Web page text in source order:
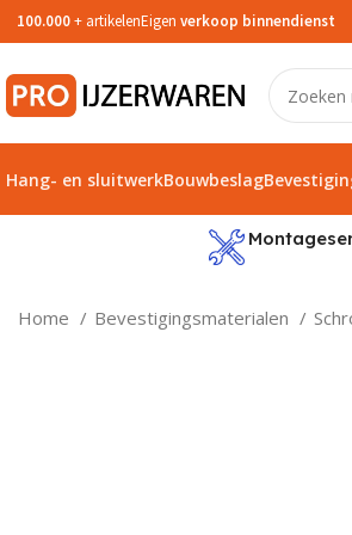
100.000+ artikelenEigen verkoop binnendienst
Hang- en sluitwerkBouwbeslag
Home Bevestigingsmaterialen